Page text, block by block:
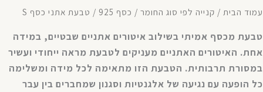
עמוד הבית / קנייה לפי סוג החומר / כסף 925 / טבעת אתני כסף S
טבעת מכסף אמיתי בשילוב איטורים אתניים שבטיים, במידה
אחת. האיטורים האתניים מעניקים לטבעת מראה ייחודי ועשיר
במסורת תרבותית. הטבעת הזו מתאימה לכל מידה ומשלימה
כל הופעה עם נגיעה של אלגנטיות וסגנון שמחברים בין עבר